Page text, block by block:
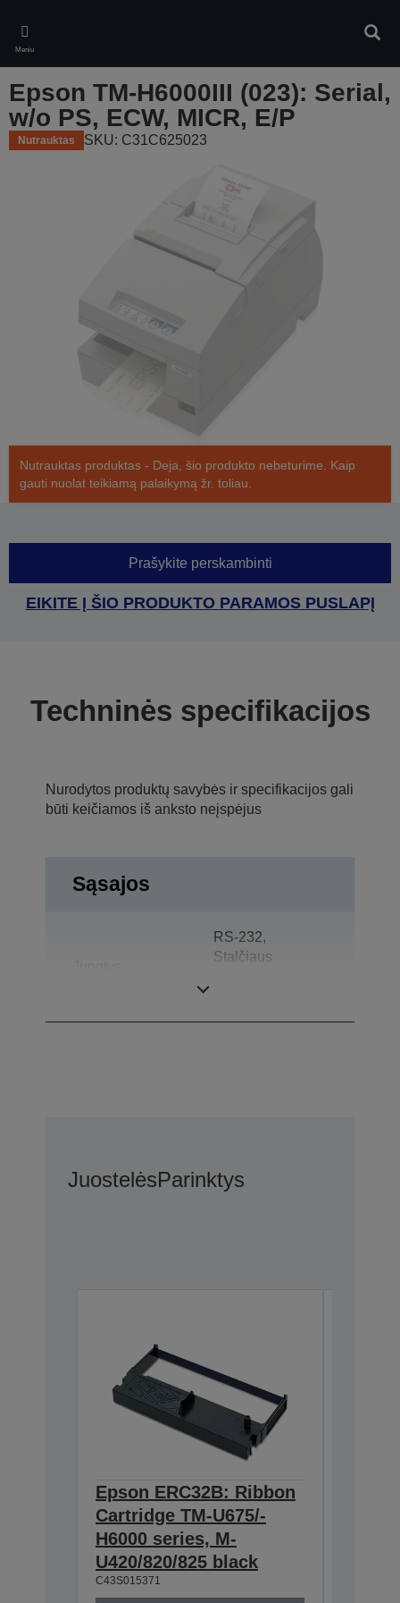
main
content
Meniu
Epson TM-H6000III (023): Serial,
w/o PS, ECW, MICR, E/P
Nutrauktas SKU: C31C625023
Nutrauktas produktas - Deja, šio produkto nebeturime. Kaip
gauti nuolat teikiamą palaikymą žr. toliau.
Prašykite perskambinti
EIKITE Į ŠIO PRODUKTO PARAMOS PUSLAPĮ
Techninės specifikacijos
Nurodytos produktų savybės ir specifikacijos gali
būti keičiamos iš anksto neįspėjus
Sąsajos
RS-232,
Stalčiaus
JuostelėsParinktys
Epson ERC32B: Ribbon
Cartridge TM-U675/-
H6000 series, M-
U420/820/825 black
C43S015371